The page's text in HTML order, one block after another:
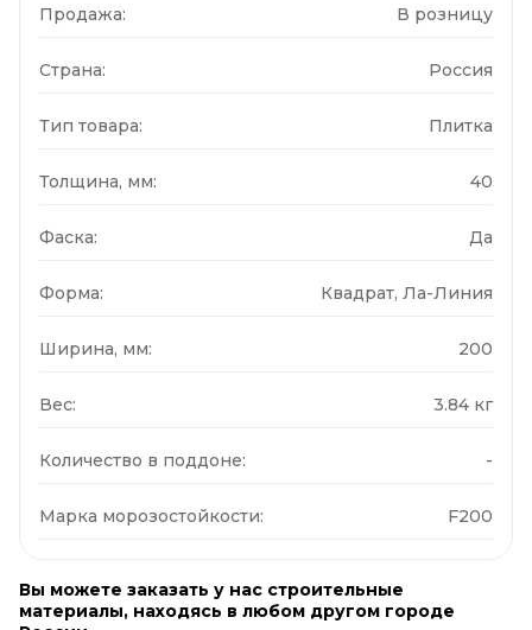
Продажа: В розницу
Страна: Россия
Тип товара: Плитка
Толщина, мм: 40
Фаска: Да
Форма: Квадрат, Ла-Линия
Ширина, мм: 200
Вес: 3.84 кг
Количество в поддоне: -
Марка морозостойкости: F200
Вы можете заказать у нас строительные
материалы, находясь в любом другом городе